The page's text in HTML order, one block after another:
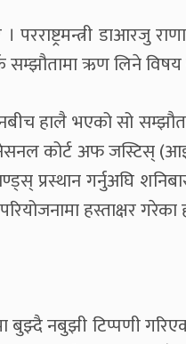
परराष्ट्रमन्त्री डाआरजु
सम्झौतामा ऋण लिने
हालै भएको सो
कोर्ट अफ जस्टिस्
प्रस्थान गर्नुअघि
हस्ताक्षर
बुझ्दै नबुझी टिप्पणी